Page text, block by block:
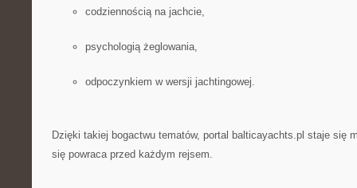
codziennością na jachcie,
psychologią żeglowania,
odpoczynkiem w wersji jachtingowej.
Dzięki takiej bogactwu tematów, portal balticayachts.pl staje się
się powraca przed każdym rejsem.